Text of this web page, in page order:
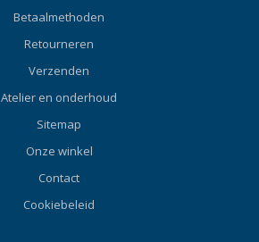
Betaalmethoden
Retourneren
Verzenden
Atelier en onderhoud
Sitemap
Onze winkel
Contact
Cookiebeleid